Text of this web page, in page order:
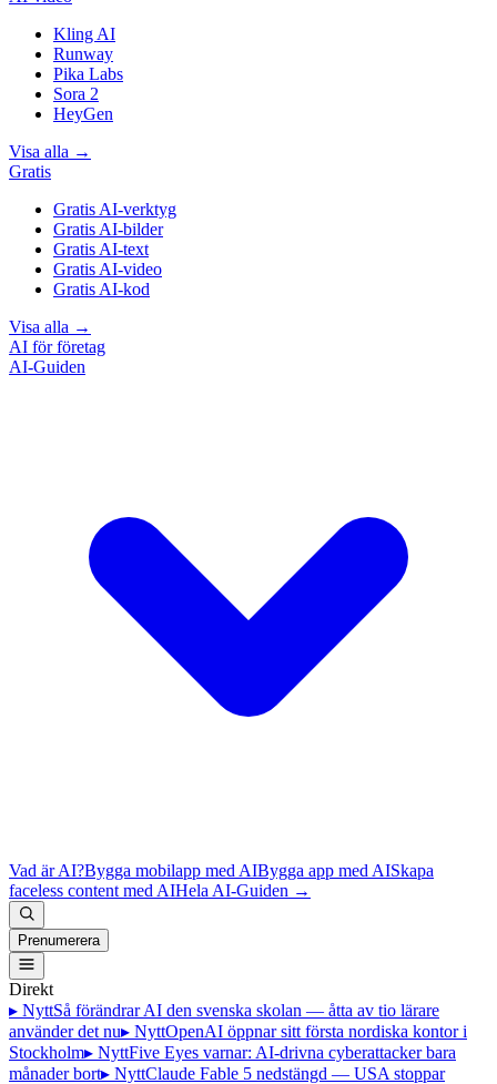
Kling AI
Runway
Pika Labs
Sora 2
HeyGen
Visa alla →
Gratis
Gratis AI-verktyg
Gratis AI-bilder
Gratis AI-text
Gratis AI-video
Gratis AI-kod
Visa alla →
AI för företag
AI-Guiden
Vad är AI?Bygga mobilapp med AIBygga app med AISkapa
faceless content med AIHela AI-Guiden →
Prenumerera
Direkt
▸ NyttSå förändrar AI den svenska skolan — åtta av tio lärare
använder det nu▸ NyttOpenAI öppnar sitt första nordiska kontor i
Stockholm▸ NyttFive Eyes varnar: AI-drivna cyberattacker bara
månader bort▸ NyttClaude Fable 5 nedstängd — USA stoppar